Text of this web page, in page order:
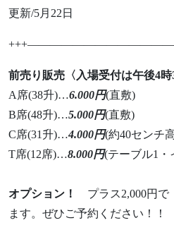
更新/5月22日
前売り販売〈入場受付は午後4時
A席(38升)…6.000円(直敷)
B席(48升)…5.000円(直敷)
C席(31升)…4.000円(約40センチ
T席(12席)…8.000円(テーブル1・
オプション！
プラス2,000円で
ます。ぜひご予約ください！！